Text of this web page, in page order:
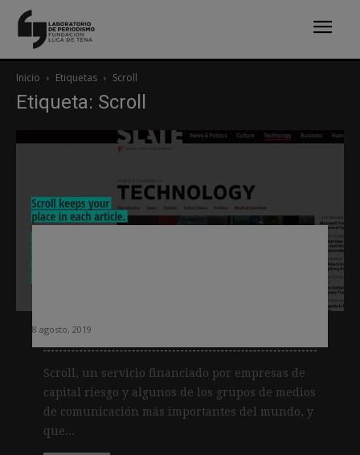
Inicio Etiquetas Scroll
Etiqueta: Scroll
8 agosto, 2019
Scroll, un servicio financiado por empresas de
capital riesgo y algunos de los grupos de medios
de comunicación más importantes del mundo, y
que...